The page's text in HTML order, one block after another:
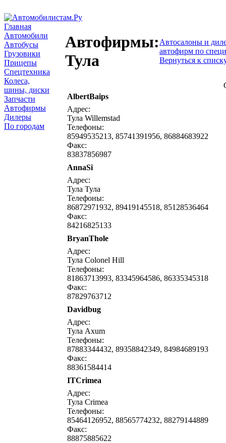
Главная
Автомобили
Автобусы
Грузовики
Прицепы
Спецтехника
Колеса,
шины, диски
Запчасти
Автофирмы
Дилеры
По городам
Автофирмы:
Тула
Автосалоны и
автофирм по
Вернуться к
AlbertBaips
Адрес:
Тула Willemstad
Телефоны:
85949535213, 85741391956, 86884683922
Факс:
83837856987
AnnaSi
Адрес:
Тула Тула
Телефоны:
86872971932, 89419145518, 85128536464
Факс:
84216825133
BryanThole
Адрес:
Тула Colonel Hill
Телефоны:
81863713993, 83345964586, 86335345318
Факс:
87829763712
Davidbug
Адрес:
Тула Axum
Телефоны:
87883344432, 89358842349, 84984689193
Факс:
88361584414
ITCrimea
Адрес:
Тула Crimea
Телефоны:
85464126952, 88565774232, 88279144889
Факс:
88875885622